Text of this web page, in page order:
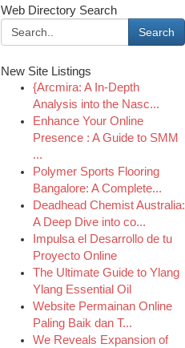
Web Directory Search
Search
New Site Listings
{Arcmira: A In-Depth
Analysis into the Nasc...
Enhance Your Online
Presence : A Guide to SMM
...
Polymer Sports Flooring
Bangalore: A Complete...
Deadhead Chemist Australia:
A Deep Dive into co...
Impulsa el Desarrollo de tu
Proyecto Online
The Ultimate Guide to Ylang
Ylang Essential Oil
Website Permainan Online
Paling Baik dan T...
We Reveals Expansion of